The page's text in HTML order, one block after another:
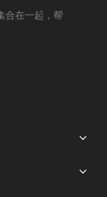
合在一起，帮